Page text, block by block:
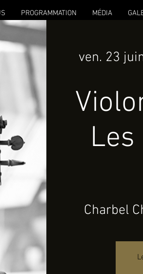
PROGRAMMATION MÉDIA
ven. 23
Charbel